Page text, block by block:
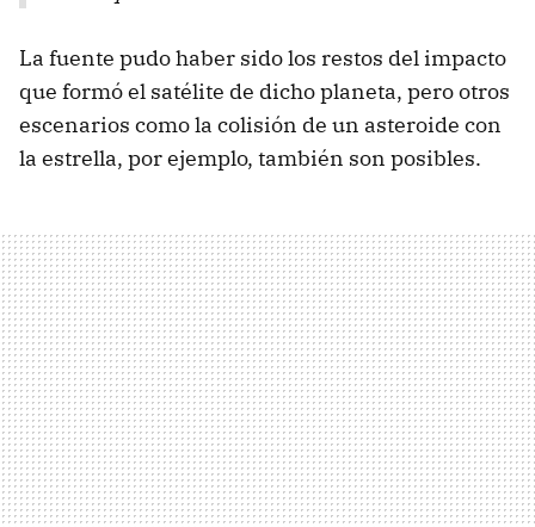
La fuente pudo haber sido los restos del impacto
que formó el satélite de dicho planeta, pero otros
escenarios como la colisión de un asteroide con
la estrella, por ejemplo, también son posibles.